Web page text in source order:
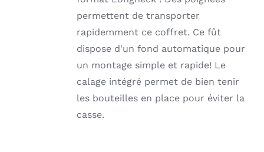
permettent de transporter
rapidemment ce coffret. Ce fût
dispose d'un fond automatique pour
un montage simple et rapide! Le
calage intégré permet de bien tenir
les bouteilles en place pour éviter la
casse.